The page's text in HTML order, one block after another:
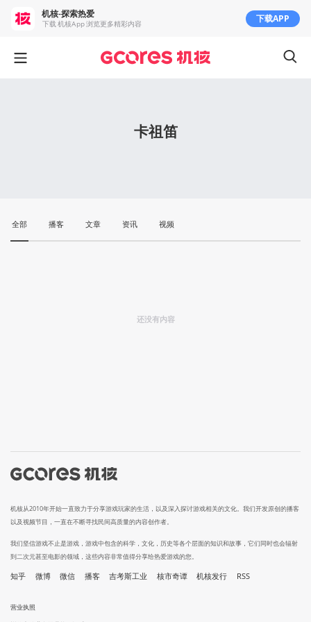
卡祖笛
全部 播客 文章 资讯 视频
还没有内容
机核从2010年开始一直致力于分享游戏玩家的生活，以及深入探讨游戏相关的文化。我们开发原创的播客
以及视频节目，一直在不断寻找民间高质量的内容创作者。
我们坚信游戏不止是游戏，游戏中包含的科学，文化，历史等各个层面的知识和故事，它们同时也会辐射
到二次元甚至电影的领域，这些内容非常值得分享给热爱游戏的您。
知乎 微博 微信 播客 吉考斯工业 核市奇谭 机核发行 RSS
营业执照
机核-探索热爱
下载 机核App 浏览更多精彩内容 下载APP